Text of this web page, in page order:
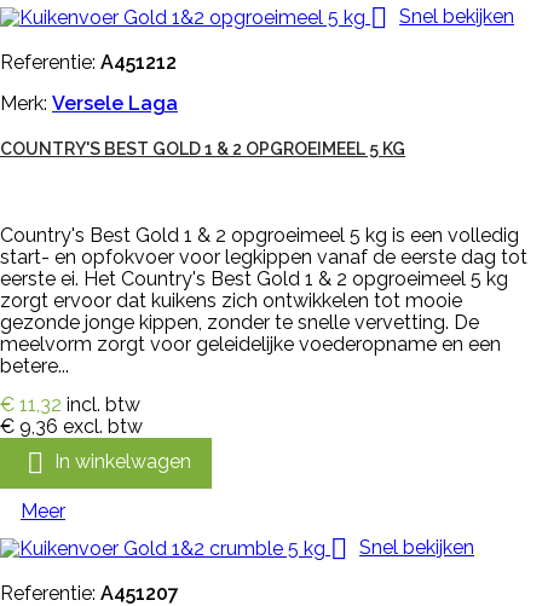
 Snel bekijken
Referentie: A451212
Merk: Versele Laga
COUNTRY'S BEST GOLD 1 & 2 OPGROEIMEEL 5 KG
Country's Best Gold 1 & 2 opgroeimeel 5 kg is een volledig
start- en opfokvoer voor legkippen vanaf de eerste dag tot
eerste ei. Het Country's Best Gold 1 & 2 opgroeimeel 5 kg
zorgt ervoor dat kuikens zich ontwikkelen tot mooie
gezonde jonge kippen, zonder te snelle vervetting. De
meelvorm zorgt voor geleidelijke voederopname en een
betere...
€ 11,32 incl. btw
€ 9,36 excl. btw
 In winkelwagen
Meer
 Snel bekijken
Referentie: A451207